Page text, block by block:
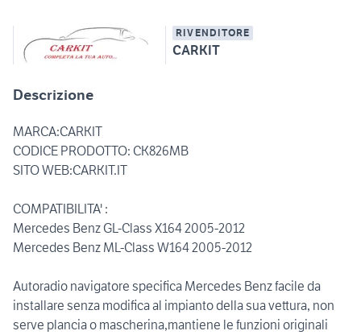
RIVENDITORE
CARKIT
Descrizione
MARCA:CARKIT
CODICE PRODOTTO: CK826MB
SITO WEB:CARKIT.IT
COMPATIBILITA' :
Mercedes Benz GL-Class X164 2005-2012
Mercedes Benz ML-Class W164 2005-2012
Autoradio navigatore specifica Mercedes Benz facile da
installare senza modifica al impianto della sua vettura, non
serve plancia o mascherina,mantiene le funzioni originali